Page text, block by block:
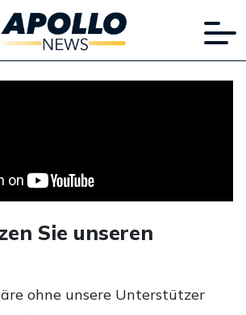
Sie unseren
ohne unsere Unterstützer